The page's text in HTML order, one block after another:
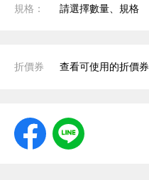
規格： 請選擇數量、規格
折價券 查看可使用的折價券